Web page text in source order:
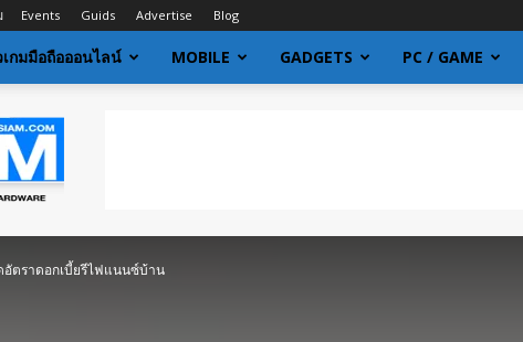
Events Guids Advertise Blog
กมมือถือออนไลน์ MOBILE GADGETS PC / GAME
ตราดอกเบี้ยรีไฟแนนซ์บ้าน